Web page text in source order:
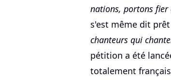
nations, portons
s'est même dit prêt
chanteurs qui
pétition a été
totalement